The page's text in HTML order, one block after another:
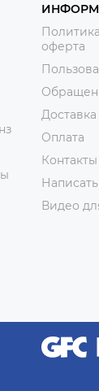
оферта
Доставка
Оплата
Контакты
Видео